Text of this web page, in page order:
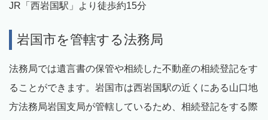
JR「西岩国駅」より徒歩約15分
岩国市を管轄する法務局
法務局では遺言書の保管や相続した不動産の相続登記をす
ることができます。岩国市は西岩国駅の近くにある山口地
方法務局岩国支局が管轄しているため、相続登記をする際